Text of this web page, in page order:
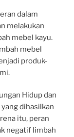
dalam
melakukan
mebel kayu.
mebel
produk-
Hidup dan
dihasilkan
itu, peran
negatif limbah